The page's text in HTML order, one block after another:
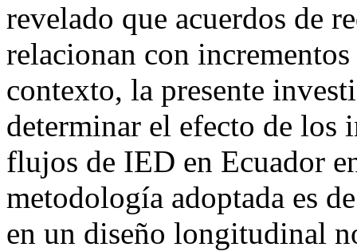
revelado que acuerdos de
relacionan con
contexto, la presente
determinar el efecto de los
flujos de IED en Ecuador
metodología adoptada es
en un diseño longitudinal